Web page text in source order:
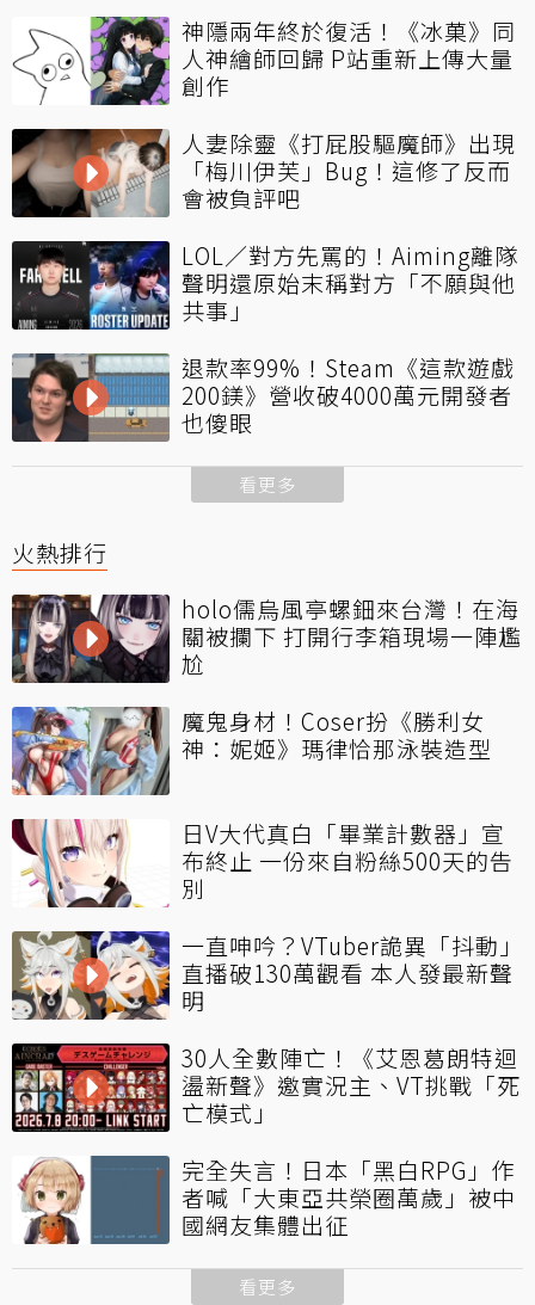
神隱兩年終於復活！《冰菓》同
人神繪師回歸 P站重新上傳大量
創作
人妻除靈《打屁股驅魔師》出現
「梅川伊芙」Bug！這修了反而
會被負評吧
LOL／對方先罵的！Aiming離隊
聲明還原始末稱對方「不願與他
共事」
退款率99%！Steam《這款遊戲
200鎂》營收破4000萬元開發者
也傻眼
看更多
火熱排行
holo儒烏風亭螺鈿來台灣！在海
關被攔下 打開行李箱現場一陣尷
尬
魔鬼身材！Coser扮《勝利女
神：妮姬》瑪律恰那泳裝造型
日V大代真白「畢業計數器」宣
布終止 一份來自粉絲500天的告
別
一直呻吟？VTuber詭異「抖動」
直播破130萬觀看 本人發最新聲
明
30人全數陣亡！《艾恩葛朗特迴
盪新聲》邀實況主、VT挑戰「死
亡模式」
完全失言！日本「黑白RPG」作
者喊「大東亞共榮圈萬歲」被中
國網友集體出征
看更多